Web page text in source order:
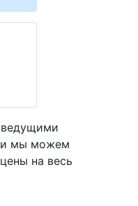
ведущими
мы можем
на весь